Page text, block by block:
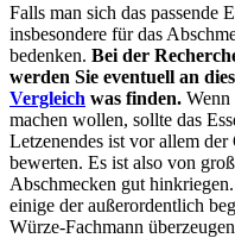
Falls man sich das passende
insbesondere für das
bedenken. Bei der
werden Sie eventuell an
Vergleich was finden. Wenn
machen wollen, sollte das
Letzenendes ist vor allem der
bewerten. Es ist also von
Abschmecken gut
einige der außerordentlich
Würze-Fachmann